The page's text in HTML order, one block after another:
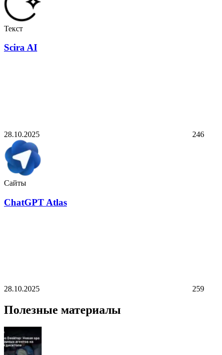
Текст
Scira AI
28.10.2025 246
Сайты
ChatGPT Atlas
28.10.2025 259
Полезные материалы